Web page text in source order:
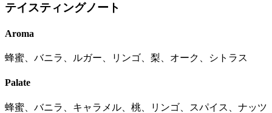
テイスティングノート
Aroma
蜂蜜、バニラ、ルガー、リンゴ、梨、オーク、シトラス
Palate
蜂蜜、バニラ、キャラメル、桃、リンゴ、スパイス、ナッツ